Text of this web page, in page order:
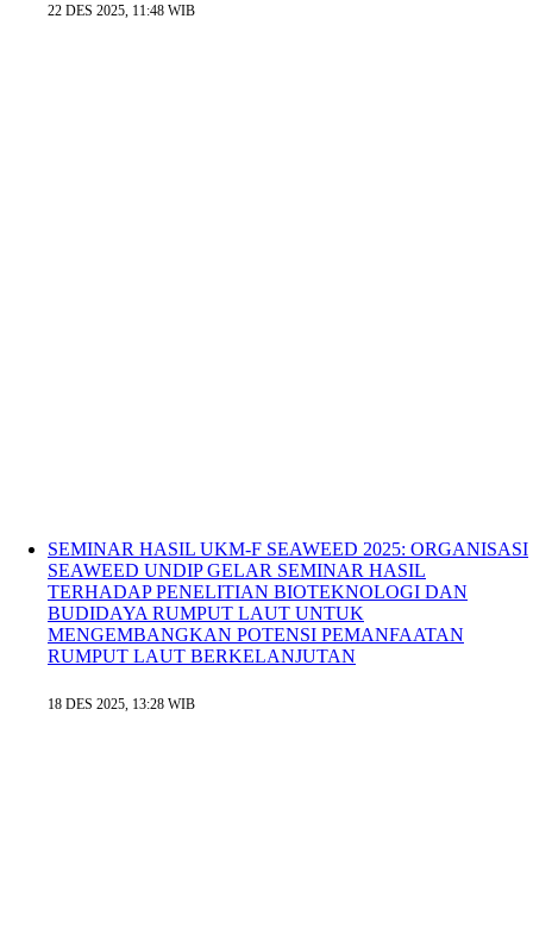
22 DES 2025, 11:48 WIB
SEMINAR HASIL UKM-F SEAWEED 2025: ORGANISASI
SEAWEED UNDIP GELAR SEMINAR HASIL
TERHADAP PENELITIAN BIOTEKNOLOGI DAN
BUDIDAYA RUMPUT LAUT UNTUK
MENGEMBANGKAN POTENSI PEMANFAATAN
RUMPUT LAUT BERKELANJUTAN
18 DES 2025, 13:28 WIB